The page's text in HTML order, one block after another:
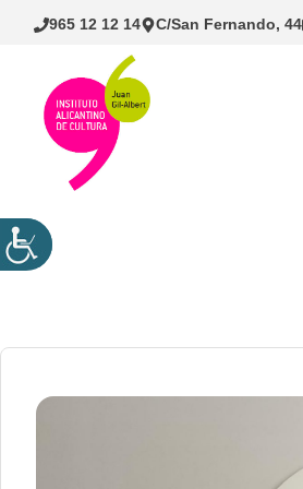
Saltar
965 12 12 14 C/San Fernando, 44